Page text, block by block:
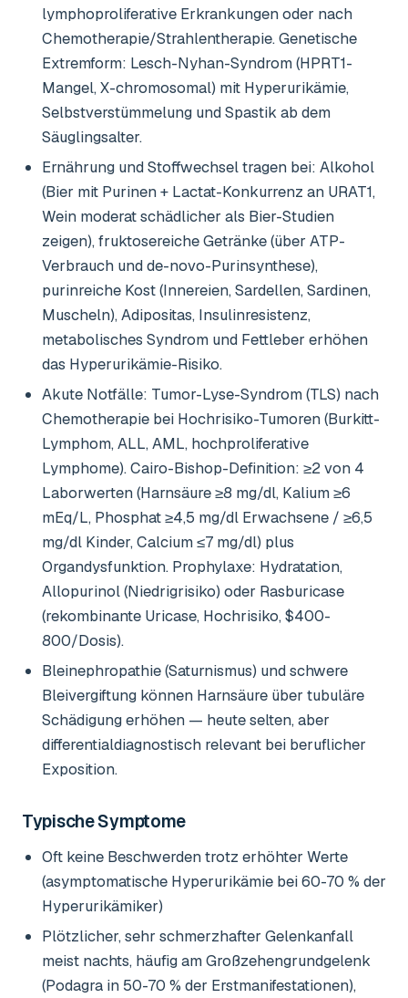
lymphoproliferative Erkrankungen oder nach
Chemotherapie/Strahlentherapie. Genetische
Extremform: Lesch-Nyhan-Syndrom (HPRT1-
Mangel, X-chromosomal) mit Hyperurikämie,
Selbstverstümmelung und Spastik ab dem
Säuglingsalter.
Ernährung und Stoffwechsel tragen bei: Alkohol
(Bier mit Purinen + Lactat-Konkurrenz an URAT1,
Wein moderat schädlicher als Bier-Studien
zeigen), fruktosereiche Getränke (über ATP-
Verbrauch und de-novo-Purinsynthese),
purinreiche Kost (Innereien, Sardellen, Sardinen,
Muscheln), Adipositas, Insulinresistenz,
metabolisches Syndrom und Fettleber erhöhen
das Hyperurikämie-Risiko.
Akute Notfälle: Tumor-Lyse-Syndrom (TLS) nach
Chemotherapie bei Hochrisiko-Tumoren (Burkitt-
Lymphom, ALL, AML, hochproliferative
Lymphome). Cairo-Bishop-Definition: ≥2 von 4
Laborwerten (Harnsäure ≥8 mg/dl, Kalium ≥6
mEq/L, Phosphat ≥4,5 mg/dl Erwachsene / ≥6,5
mg/dl Kinder, Calcium ≤7 mg/dl) plus
Organdysfunktion. Prophylaxe: Hydratation,
Allopurinol (Niedrigrisiko) oder Rasburicase
(rekombinante Uricase, Hochrisiko, $400-
800/Dosis).
Bleinephropathie (Saturnismus) und schwere
Bleivergiftung können Harnsäure über tubuläre
Schädigung erhöhen — heute selten, aber
differentialdiagnostisch relevant bei beruflicher
Exposition.
Typische Symptome
Oft keine Beschwerden trotz erhöhter Werte
(asymptomatische Hyperurikämie bei 60-70 % der
Hyperurikämiker)
Plötzlicher, sehr schmerzhafter Gelenkanfall
meist nachts, häufig am Großzehengrundgelenk
(Podagra in 50-70 % der Erstmanifestationen),